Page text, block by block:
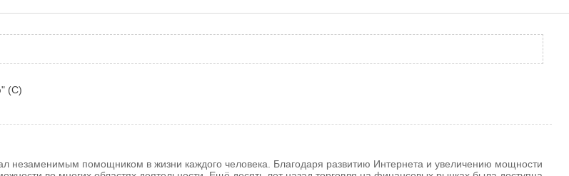
(С)
незаменимым помощником в жизни каждого человека. Благодаря развитию Интернета и увеличению мощности